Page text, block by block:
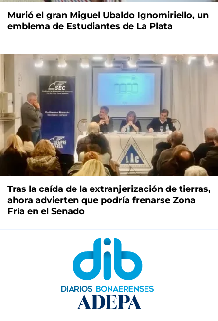
Murió el gran Miguel Ubaldo Ignomiriello, un
emblema de Estudiantes de La Plata
Tras la caída de la extranjerización de tierras,
ahora advierten que podría frenarse Zona
Fría en el Senado